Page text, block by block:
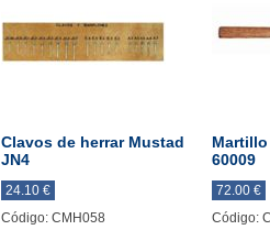
Clavos de herrar Mustad
JN4
24.10 €
Código: CMH058
60009
72.00 €
Código: